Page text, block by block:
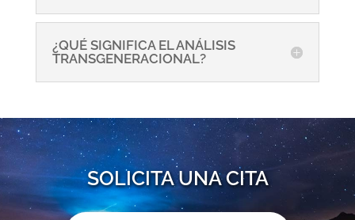
¿QUÉ SIGNIFICA EL ANÁLISIS
TRANSGENERACIONAL?
SOLICITA UNA CITA